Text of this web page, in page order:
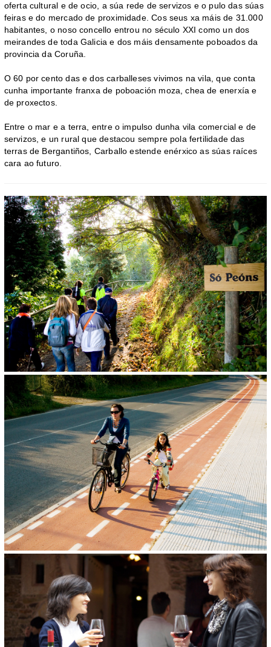
oferta cultural e de ocio, a súa rede de servizos e o pulo das súas
feiras e do mercado de proximidade. Cos seus xa máis de 31.000
habitantes, o noso concello entrou no século XXI como un dos
meirandes de toda Galicia e dos máis densamente poboados da
provincia da Coruña.
O 60 por cento das e dos carballeses vivimos na vila, que conta
cunha importante franxa de poboación moza, chea de enerxía e
de proxectos.
Entre o mar e a terra, entre o impulso dunha vila comercial e de
servizos, e un rural que destacou sempre pola fertilidade das
terras de Bergantiños, Carballo estende enérxico as súas raíces
cara ao futuro.